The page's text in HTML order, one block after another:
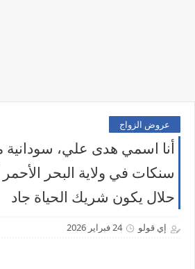
عروض الزواج
أنا اسمي هدى علي،
سنكات في ولاية البحر
حلال يكون شريك الحياة جاد
إي قولو 24 فبراير 2026